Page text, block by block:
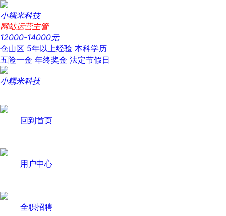
小糯米科技
网站运营主管
12000-14000元
仓山区 5年以上经验 本科学历
五险一金 年终奖金 法定节假日
小糯米科技
回到首页
用户中心
全职招聘